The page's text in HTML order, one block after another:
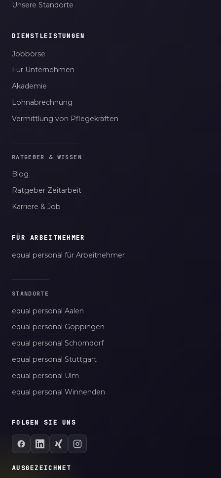
Unsere Standorte
DIENSTLEISTUNGEN
Jobbörse
Für Unternehmen
Akademie
Lohnabrechnung
Vermittlung von Pflegekräften
RATGEBER & WISSEN
Blog
Ratgeber Zeitarbeit
Karriere & Job
FÜR ARBEITNEHMER
equal personal für Arbeitnehmer
STANDORTE
equal personal Aalen
equal personal Göppingen
equal personal Schorndorf
equal personal Stuttgart
equal personal Ulm
equal personal Winnenden
FOLGEN SIE UNS
AUSGEZEICHNET